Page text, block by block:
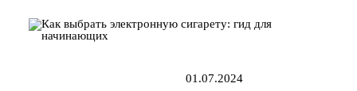
01.07.2024